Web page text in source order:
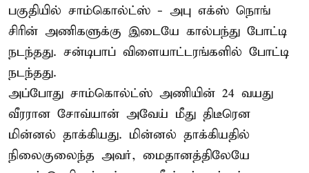
பகுதியில் சாம்கொல்ட்ஸ் - அபு எக்ஸ் நொங்
சிரின் அணிகளுக்கு இடையே கால்பந்து போட்டி
நடந்தது. சன்டிபாப் விளையாட்டரங்களில் போட்டி
நடந்தது.
அப்போது சாம்கொல்ட்ஸ் அணியின் 24 வயது
வீரரான சோவ்யான் அவேய் மீது திடீரென
மின்னல் தாக்கியது. மின்னல் தாக்கியதில்
நிலைகுலைந்த அவர், மைதானத்திலேயே